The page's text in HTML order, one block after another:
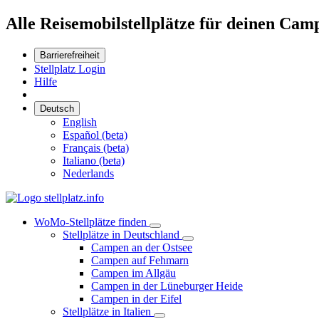
Alle Reisemobilstellplätze für deinen
Barrierefreiheit
Stellplatz Login
Hilfe
Deutsch
English
Español (beta)
Français (beta)
Italiano (beta)
Nederlands
WoMo-Stellplätze finden
Stellplätze in Deutschland
Campen an der Ostsee
Campen auf Fehmarn
Campen im Allgäu
Campen in der Lüneburger Heide
Campen in der Eifel
Stellplätze in Italien